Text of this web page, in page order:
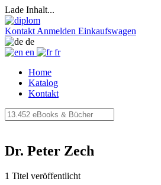
Lade Inhalt...
Kontakt Anmelden Einkaufswagen
de
en
fr
Home
Katalog
Kontakt
Dr. Peter Zech
1 Titel veröffentlicht